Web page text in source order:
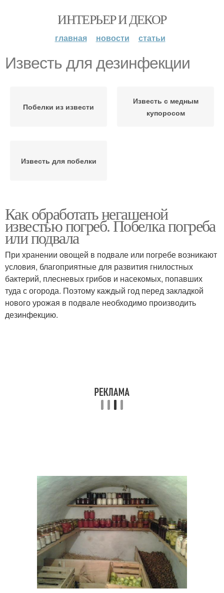
ИНТЕРЬЕР И ДЕКОР
главная новости статьи
Известь для дезинфекции
Побелки из извести
Известь с медным
купоросом
Известь для побелки
Как обработать негашеной
известью погреб. Побелка погреба
или подвала
При хранении овощей в подвале или погребе возникают
условия, благоприятные для развития гнилостных
бактерий, плесневых грибов и насекомых, попавших
туда с огорода. Поэтому каждый год перед закладкой
нового урожая в подвале необходимо производить
дезинфекцию.